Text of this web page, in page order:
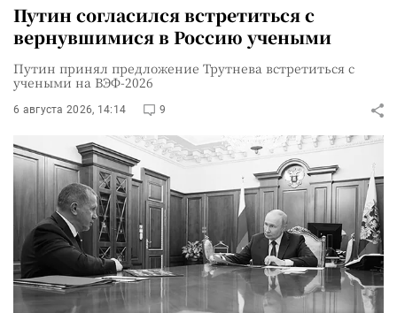
Путин согласился встретиться с
вернувшимися в Россию учеными
Путин принял предложение Трутнева встретиться с
учеными на ВЭФ-2026
6 августа 2026, 14:14 9